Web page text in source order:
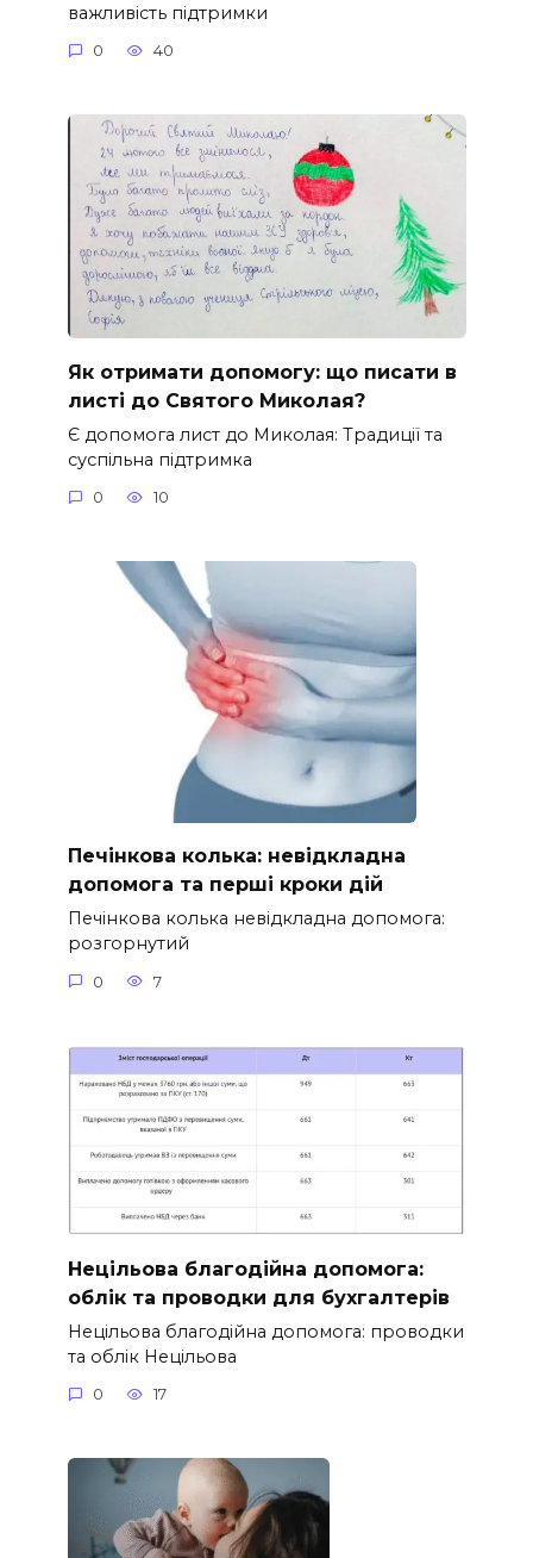
важливість підтримки
0 40
Як отримати допомогу: що писати в
листі до Святого Миколая?
Є допомога лист до Миколая: Традиції та
суспільна підтримка
0 10
Печінкова колька: невідкладна
допомога та перші кроки дій
Печінкова колька невідкладна допомога:
розгорнутий
0 7
Нецільова благодійна допомога:
облік та проводки для бухгалтерів
Нецільова благодійна допомога: проводки
та облік Нецільова
0 17